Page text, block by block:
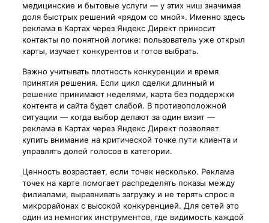
медицинские и бытовые услуги — у этих ниш значимая
доля быстрых решений «рядом со мной». Именно здесь
реклама в Картах через Яндекс Директ приносит
контакты по понятной логике: пользователь уже открыл
карты, изучает конкурентов и готов выбрать.
Важно учитывать плотность конкуренции и время
принятия решения. Если цикл сделки длинный и
решение принимают неделями, карта без поддержки
контента и сайта будет слабой. В противоположной
ситуации — когда выбор делают за один визит —
реклама в Картах через Яндекс Директ позволяет
купить внимание на критической точке пути клиента и
управлять долей голосов в категории.
Ценность возрастает, если точек несколько. Реклама
точек на карте помогает распределять показы между
филиалами, выравнивать загрузку и не терять спрос в
микрорайонах с высокой конкуренцией. Для сетей это
один из немногих инструментов, где видимость каждой